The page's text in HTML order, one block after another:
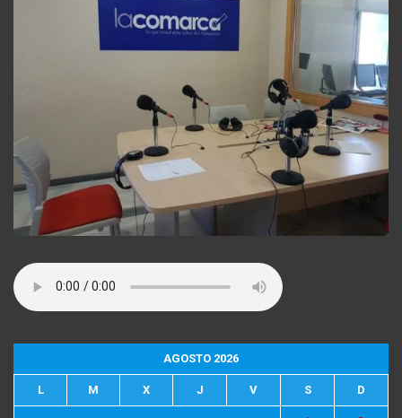
AGOSTO 2026
L M X J V S D